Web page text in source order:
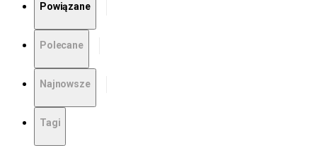
Powiązane
Polecane
Najnowsze
Tagi